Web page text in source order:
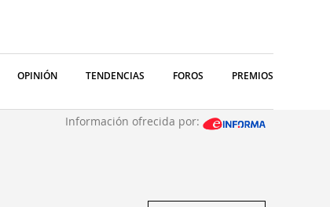
OPINIÓN TENDENCIAS FOROS PREMIOS
Información ofrecida por: